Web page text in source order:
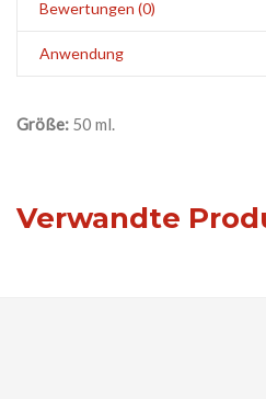
Bewertungen (0)
Anwendung
Größe: 50 ml.
Verwandte